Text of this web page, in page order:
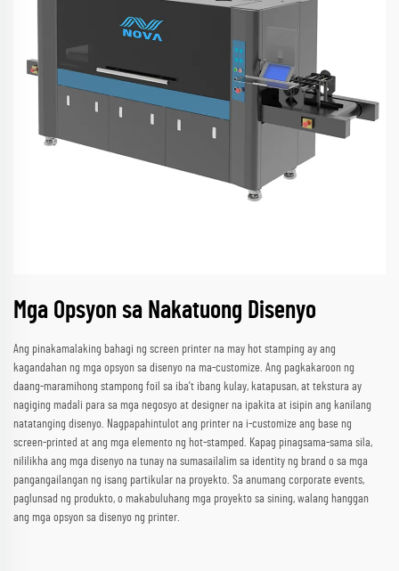
Mga Opsyon sa Nakatuong Disenyo
Ang pinakamalaking bahagi ng screen printer na may hot stamping ay ang
kagandahan ng mga opsyon sa disenyo na ma-customize. Ang pagkakaroon ng
daang-maramihong stampong foil sa iba't ibang kulay, katapusan, at tekstura ay
nagiging madali para sa mga negosyo at designer na ipakita at isipin ang kanilang
natatanging disenyo. Nagpapahintulot ang printer na i-customize ang base ng
screen-printed at ang mga elemento ng hot-stamped. Kapag pinagsama-sama sila,
nililikha ang mga disenyo na tunay na sumasailalim sa identity ng brand o sa mga
pangangailangan ng isang partikular na proyekto. Sa anumang corporate events,
paglunsad ng produkto, o makabuluhang mga proyekto sa sining, walang hanggan
ang mga opsyon sa disenyo ng printer.